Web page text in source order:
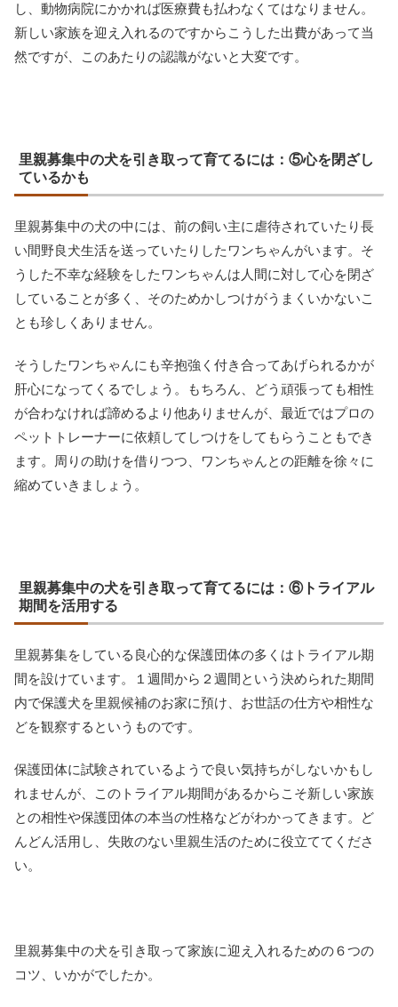
し、動物病院にかかれば医療費も払わなくてはなりません。
新しい家族を迎え入れるのですからこうした出費があって当
然ですが、このあたりの認識がないと大変です。
里親募集中の犬を引き取って育てるには：⑤心を閉ざし
ているかも
里親募集中の犬の中には、前の飼い主に虐待されていたり長
い間野良犬生活を送っていたりしたワンちゃんがいます。そ
うした不幸な経験をしたワンちゃんは人間に対して心を閉ざ
していることが多く、そのためかしつけがうまくいかないこ
とも珍しくありません。
そうしたワンちゃんにも辛抱強く付き合ってあげられるかが
肝心になってくるでしょう。もちろん、どう頑張っても相性
が合わなければ諦めるより他ありませんが、最近ではプロの
ペットトレーナーに依頼してしつけをしてもらうこともでき
ます。周りの助けを借りつつ、ワンちゃんとの距離を徐々に
縮めていきましょう。
里親募集中の犬を引き取って育てるには：⑥トライアル
期間を活用する
里親募集をしている良心的な保護団体の多くはトライアル期
間を設けています。１週間から２週間という決められた期間
内で保護犬を里親候補のお家に預け、お世話の仕方や相性な
どを観察するというものです。
保護団体に試験されているようで良い気持ちがしないかもし
れませんが、このトライアル期間があるからこそ新しい家族
との相性や保護団体の本当の性格などがわかってきます。ど
んどん活用し、失敗のない里親生活のために役立ててくださ
い。
里親募集中の犬を引き取って家族に迎え入れるための６つの
コツ、いかがでしたか。